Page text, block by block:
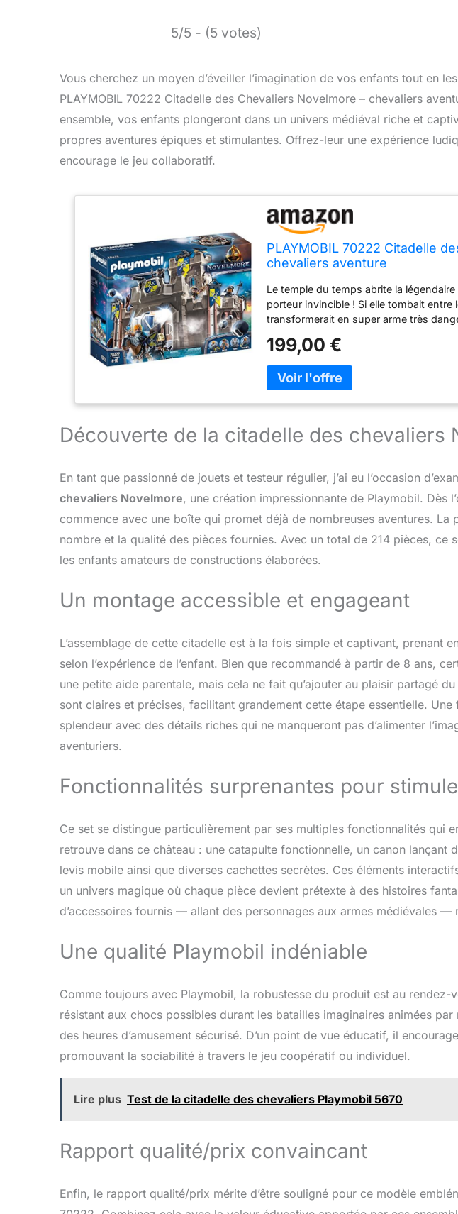
5/5 - (5 votes)
Vous cherchez un moyen d’éveiller l’imagination de vos enfants tout en
PLAYMOBIL 70222 Citadelle des Chevaliers Novelmore – chevaliers
ensemble, vos enfants plongeront dans un univers médiéval riche et
propres aventures épiques et stimulantes. Offrez-leur une expérience
encourage le jeu collaboratif.
PLAYMOBIL 70222 Citadelle
chevaliers aventure
Le temple du temps abrite la
porteur invincible ! Si elle tombait entre
transformerait en super arme très
milieu du portail peut tirer des
(LxPxH) Rejoins les aventures des
199,00 €
Découverte de la citadelle des chevaliers
En tant que passionné de jouets et testeur régulier, j’ai eu l’occasion
chevaliers Novelmore, une création impressionnante de Playmobil. Dès
commence avec une boîte qui promet déjà de nombreuses aventures. La
nombre et la qualité des pièces fournies. Avec un total de 214 pièces, ce
les enfants amateurs de constructions élaborées.
Un montage accessible et engageant
L’assemblage de cette citadelle est à la fois simple et captivant, prenant
selon l’expérience de l’enfant. Bien que recommandé à partir de 8 ans,
une petite aide parentale, mais cela ne fait qu’ajouter au plaisir partagé
sont claires et précises, facilitant grandement cette étape essentielle.
splendeur avec des détails riches qui ne manqueront pas d’alimenter
aventuriers.
Fonctionnalités surprenantes pour
Ce set se distingue particulièrement par ses multiples fonctionnalités qui
retrouve dans ce château : une catapulte fonctionnelle, un canon lançant
levis mobile ainsi que diverses cachettes secrètes. Ces éléments
un univers magique où chaque pièce devient prétexte à des histoires
d’accessoires fournis — allant des personnages aux armes médiévales
Une qualité Playmobil indéniable
Comme toujours avec Playmobil, la robustesse du produit est au rendez-
résistant aux chocs possibles durant les batailles imaginaires animées
des heures d’amusement sécurisé. D’un point de vue éducatif, il
promouvant la sociabilité à travers le jeu coopératif ou individuel.
Lire plus Test de la citadelle des chevaliers Playmobil 5670
Rapport qualité/prix convaincant
Enfin, le rapport qualité/prix mérite d’être souligné pour ce modèle